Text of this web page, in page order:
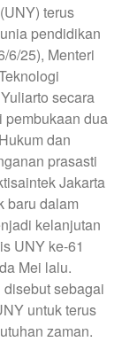
terus
pendidikan
6/25), Menteri
secara
pembukaan dua
dan
prasasti
Jakarta
baru dalam
kelanjutan
UNY ke-61
Mei lalu.
sebagai
untuk terus
zaman.